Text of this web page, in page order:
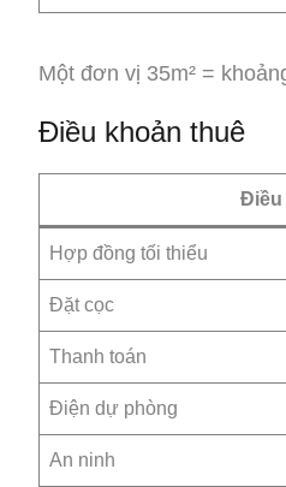
Một đơn vị 35m² =
Điều khoản thuê
Điều
Hợp đồng tối thiểu
Đặt cọc
Thanh toán
Điện dự phòng
An ninh